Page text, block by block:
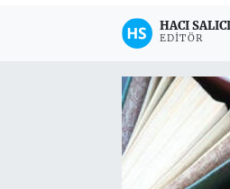
HACI SALICI
EDITÖR
Haber Arşivi